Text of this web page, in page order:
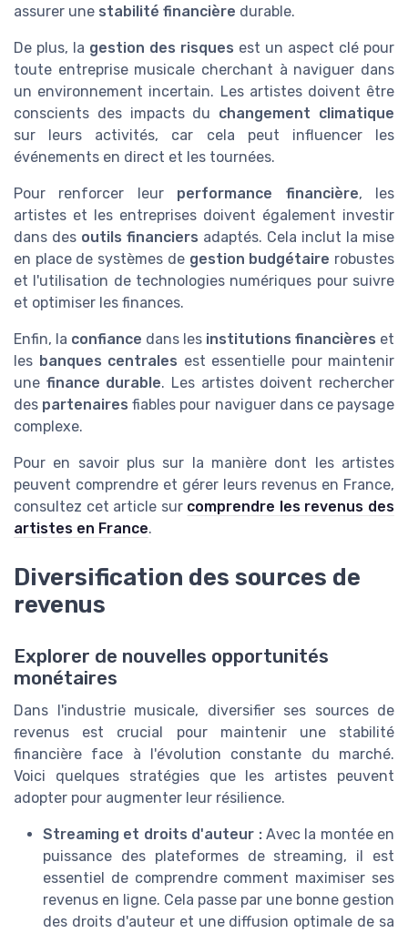
assurer une stabilité financière durable.
De plus, la gestion des risques est un aspect clé pour
toute entreprise musicale cherchant à naviguer dans
un environnement incertain. Les artistes doivent être
conscients des impacts du changement climatique
sur leurs activités, car cela peut influencer les
événements en direct et les tournées.
Pour renforcer leur performance financière, les
artistes et les entreprises doivent également investir
dans des outils financiers adaptés. Cela inclut la mise
en place de systèmes de gestion budgétaire robustes
et l'utilisation de technologies numériques pour suivre
et optimiser les finances.
Enfin, la confiance dans les institutions financières et
les banques centrales est essentielle pour maintenir
une finance durable. Les artistes doivent rechercher
des partenaires fiables pour naviguer dans ce paysage
complexe.
Pour en savoir plus sur la manière dont les artistes
peuvent comprendre et gérer leurs revenus en France,
consultez cet article sur comprendre les revenus des
artistes en France.
Diversification des sources de
revenus
Explorer de nouvelles opportunités
monétaires
Dans l'industrie musicale, diversifier ses sources de
revenus est crucial pour maintenir une stabilité
financière face à l'évolution constante du marché.
Voici quelques stratégies que les artistes peuvent
adopter pour augmenter leur résilience.
Streaming et droits d'auteur :Avec la montée en
puissance des plateformes de streaming, il est
essentiel de comprendre comment maximiser ses
revenus en ligne. Cela passe par une bonne gestion
des droits d'auteur et une diffusion optimale de sa